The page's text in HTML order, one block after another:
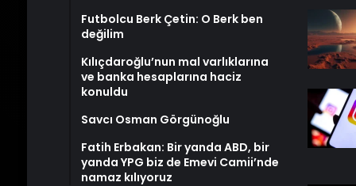
Futbolcu Berk Çetin: O Berk ben
değilim
Kılıçdaroğlu’nun mal varlıklarına
ve banka hesaplarına haciz
konuldu
Savcı Osman Görgünoğlu
Fatih Erbakan: Bir yanda ABD, bir
yanda YPG biz de Emevi Camii’nde
namaz kılıyoruz